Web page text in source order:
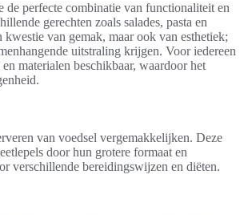
de perfecte combinatie van functionaliteit en
gerechten zoals salades, pasta en
kwestie van gemak, maar ook van esthetiek;
uitstraling krijgen. Voor iedereen
materialen beschikbaar, waardoor het
van voedsel vergemakkelijken. Deze
door hun grotere formaat en
verschillende bereidingswijzen en diëten.